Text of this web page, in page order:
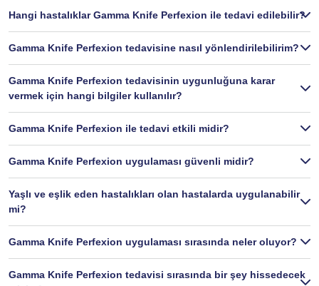
Hangi hastalıklar Gamma Knife Perfexion ile tedavi edilebilir?
Gamma Knife Perfexion tedavisine nasıl yönlendirilebilirim?
Gamma Knife Perfexion tedavisinin uygunluğuna karar
vermek için hangi bilgiler kullanılır?
Gamma Knife Perfexion ile tedavi etkili midir?
Gamma Knife Perfexion uygulaması güvenli midir?
Yaşlı ve eşlik eden hastalıkları olan hastalarda uygulanabilir
mi?
Gamma Knife Perfexion uygulaması sırasında neler oluyor?
Gamma Knife Perfexion tedavisi sırasında bir şey hissedecek